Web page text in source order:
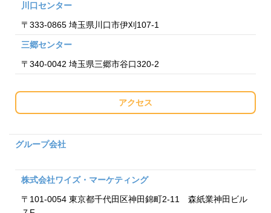
川口センター
〒333-0865 埼玉県川口市伊刈107-1
三郷センター
〒340-0042 埼玉県三郷市谷口320-2
アクセス
グループ会社
株式会社ワイズ・マーケティング
〒101-0054 東京都千代田区神田錦町2-11 森紙業神田ビル